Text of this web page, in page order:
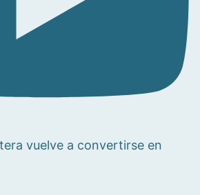
vuelve a convertirse en